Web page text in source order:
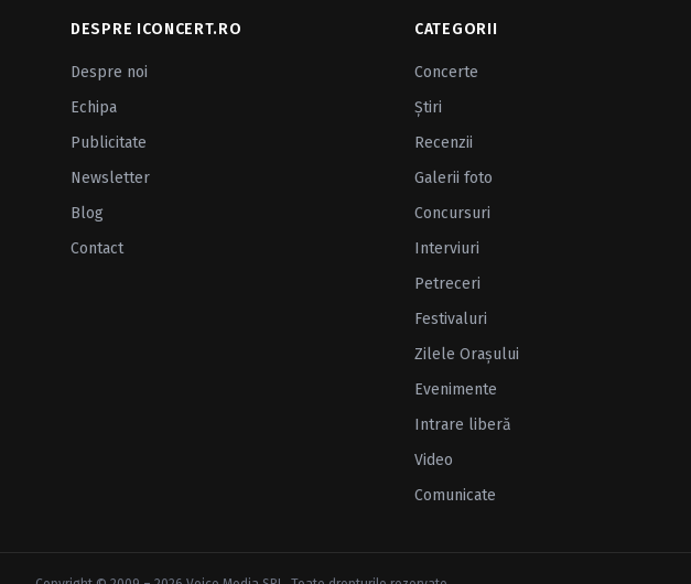
DESPRE ICONCERT.RO
Despre noi
Echipa
Publicitate
Newsletter
Blog
Contact
CATEGORII
Concerte
Ştiri
Recenzii
Galerii foto
Concursuri
Interviuri
Petreceri
Festivaluri
Zilele Oraşului
Evenimente
Intrare liberă
Video
Comunicate